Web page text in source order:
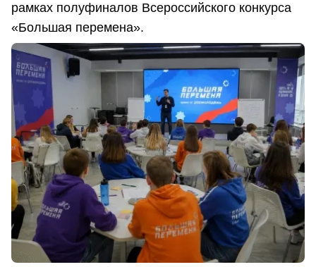
рамках полуфиналов Всероссийского конкурса
«Большая перемена».